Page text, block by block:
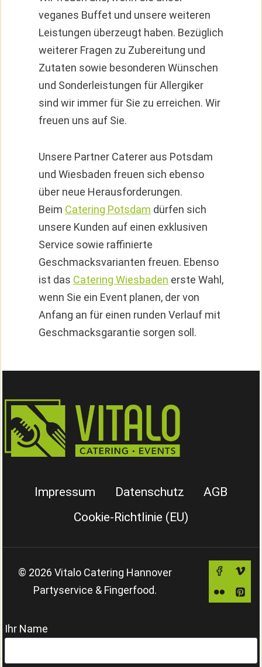
veganes Buffet und unsere weiteren
Leistungen überzeugt haben. Bezüglich
weiterer Fragen zu Zubereitung und
Zutaten sowie besonderen Wünschen
und Sonderleistungen für Allergiker
sind wir immer für Sie zu erreichen. Wir
freuen uns auf Sie.
Unsere Partner Caterer aus Potsdam
und Wiesbaden freuen sich ebenso
über neue Herausforderungen.
Beim Catering Potsdam dürfen sich
unsere Kunden auf einen exklusiven
Service sowie raffinierte
Geschmacksvarianten freuen. Ebenso
ist das Catering Wiesbaden erste Wahl,
wenn Sie ein Event planen, der von
Anfang an für einen runden Verlauf mit
Geschmacksgarantie sorgen soll.
Impressum Datenschutz
AGB
Cookie-Richtlinie (EU)
© 2026 Vitalo Catering Hannover
Partyservice & Fingerfood.
Ihr Name